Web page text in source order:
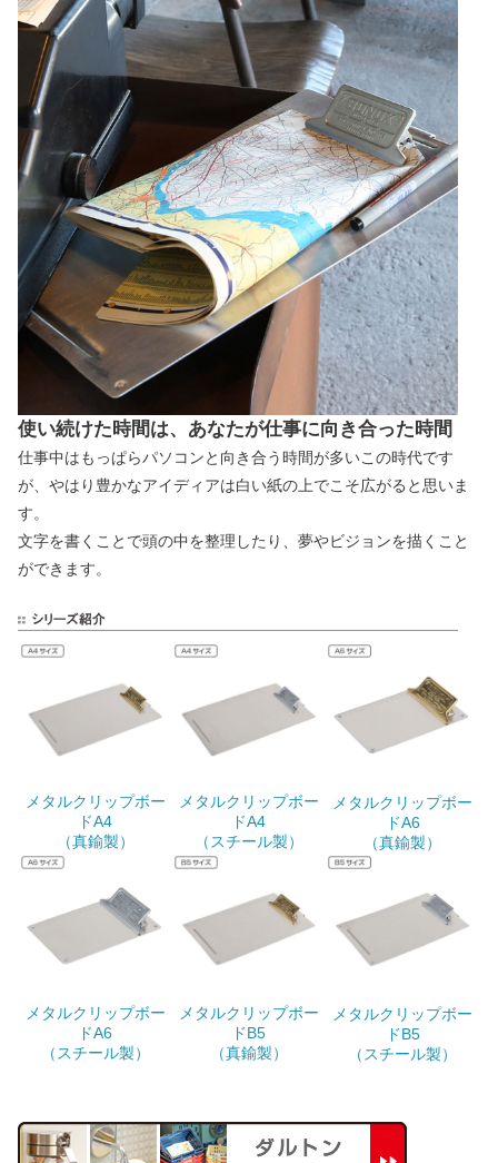
使い続けた時間は、あなたが仕事に向き合った時間
仕事中はもっぱらパソコンと向き合う時間が多いこの時代です
が、やはり豊かなアイディアは白い紙の上でこそ広がると思いま
す。
文字を書くことで頭の中を整理したり、夢やビジョンを描くこと
ができます。
メタルクリップボー
ドA4
（真鍮製）
メタルクリップボー
ドA4
（スチール製）
メタルクリップボー
ドA6
（真鍮製）
メタルクリップボー
ドA6
（スチール製）
メタルクリップボー
ドB5
（真鍮製）
メタルクリップボー
ドB5
（スチール製）